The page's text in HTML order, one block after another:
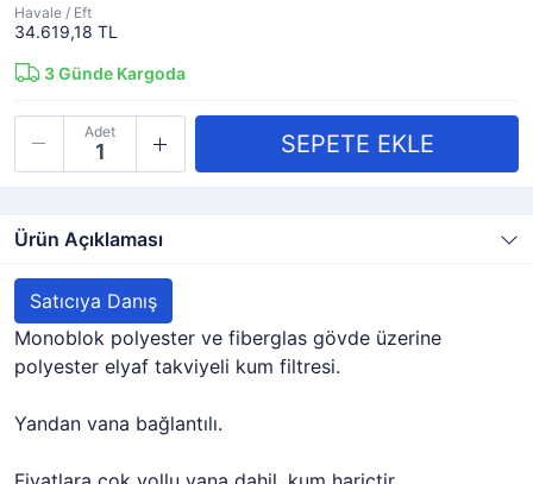
Havale / Eft
34.619,18 TL
3Günde Kargoda
Adet
Ürün Açıklaması
Satıcıya Danış
Monoblok polyester ve fiberglas gövde üzerine
polyester elyaf takviyeli kum filtresi.
Yandan vana bağlantılı.